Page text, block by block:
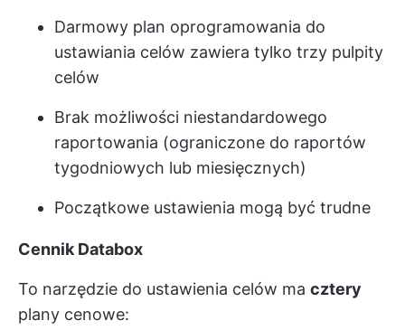
Darmowy plan oprogramowania do
ustawiania celów zawiera tylko trzy pulpity
celów
Brak możliwości niestandardowego
raportowania (ograniczone do raportów
tygodniowych lub miesięcznych)
Początkowe ustawienia mogą być trudne
Cennik Databox
To narzędzie do ustawienia celów ma cztery
plany cenowe: